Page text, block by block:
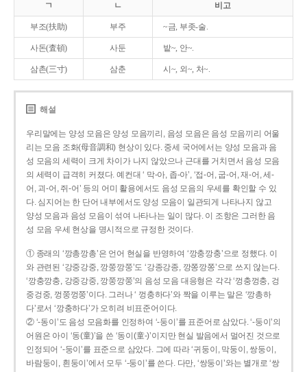
ㄱ ㄴ 비고
부조(扶助) 부주 ~금, 부좃-술.
사돈(査頓) 사둔 밭~, 안~.
삼촌(三寸) 삼춘 시~, 외~, 처~.
해설
우리말에는 양성 모음은 양성 모음끼리, 음성 모음은 음성 모음끼리 어울
리는 모음 조화(母音調和) 현상이 있다. 중세 국어에서는 양성 모음과 음
성 모음의 세력이 크게 차이가 나지 않았으나 근대를 거치면서 음성 모음
의 세력이 급격히 커졌다. 예컨대 ‘ 막-아, 좁-아’, ‘접-어, 굽-어, 재-어, 세-
어, 괴-어, 쥐-어’ 등의 어미 활용에서도 음성 모음의 우세를 확인할 수 있
다. 심지어는 한 단어 내부에서도 양성 모음이 일관되게 나타나지 않고
양성 모음과 음성 모음이 섞여 나타나는 일이 많다. 이 조항은 그러한 음
성 모음 우세 현상을 명시적으로 규정한 것이다.
① 종래의 ‘깡총깡총’은 언어 현실을 반영하여 ‘깡충깡충’으로 정했다. 이
와 관련된 ‘강중강중, 깡쭝깡쭝’도 ‘강종강종, 깡쫑깡쫑’으로 쓰지 않는다.
‘깡충깡충, 강중강중, 깡쭝깡쭝’의 음성 모음 대응형은 각각 ‘껑충껑충, 겅
중겅중, 껑쭝껑쭝’이다. 그러나 ‘ 껑충하다’와 짝을 이루는 말은 ‘깡총하
다’로서 ‘깡충하다’가 오히려 비표준어이다.
② ‘-동이’도 음성 모음화를 인정하여 ‘-둥이’를 표준어로 삼았다. ‘-둥이’의
어원은 아이 ‘동(童)’을 쓴 ‘동이(童-)’이지만 현실 발음에서 멀어진 것으로
인정되어 ‘-둥이’를 표준으로 삼았다. 그에 따라 ‘귀둥이, 막둥이, 쌍둥이,
바람둥이, 흰둥이’에서 모두 ‘-둥이’를 쓴다. 다만, ‘쌍둥이’와는 별개로 ‘쌍